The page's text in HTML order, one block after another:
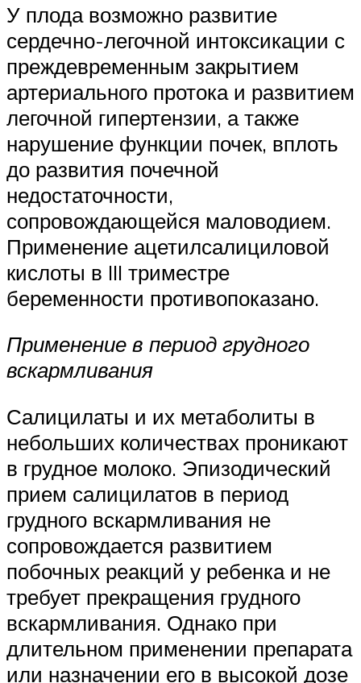
У плода возможно развитие
сердечно-легочной интоксикации с
преждевременным закрытием
артериального протока и развитием
легочной гипертензии, а также
нарушение функции почек, вплоть
до развития почечной
недостаточности,
сопровождающейся маловодием.
Применение ацетилсалициловой
кислоты в III триместре
беременности противопоказано.
Применение в период грудного
вскармливания
Салицилаты и их метаболиты в
небольших количествах проникают
в грудное молоко. Эпизодический
прием салицилатов в период
грудного вскармливания не
сопровождается развитием
побочных реакций у ребенка и не
требует прекращения грудного
вскармливания. Однако при
длительном применении препарата
или назначении его в высокой дозе